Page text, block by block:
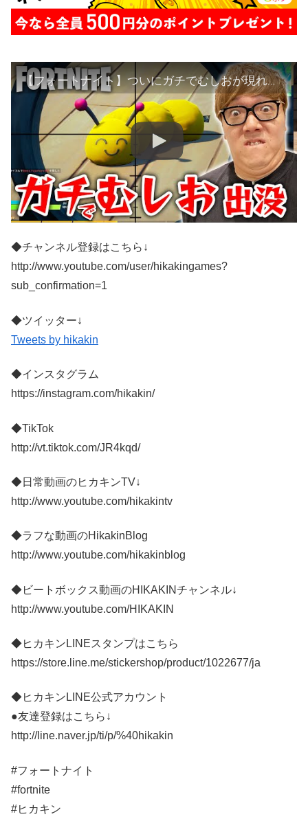
【フォートナイト】ついにガチでむしおが現れました…【ヒカキンゲームズ】
◆チャンネル登録はこちら↓
http://www.youtube.com/user/hikakingames?
sub_confirmation=1
◆ツイッター↓
Tweets by hikakin
◆インスタグラム
https://instagram.com/hikakin/
◆TikTok
http://vt.tiktok.com/JR4kqd/
◆日常動画のヒカキンTV↓
http://www.youtube.com/hikakintv
◆ラフな動画のHikakinBlog
http://www.youtube.com/hikakinblog
◆ビートボックス動画のHIKAKINチャンネル↓
http://www.youtube.com/HIKAKIN
◆ヒカキンLINEスタンプはこちら
https://store.line.me/stickershop/product/1022677/ja
◆ヒカキンLINE公式アカウント
●友達登録はこちら↓
http://line.naver.jp/ti/p/%40hikakin
#フォートナイト
#fortnite
#ヒカキン